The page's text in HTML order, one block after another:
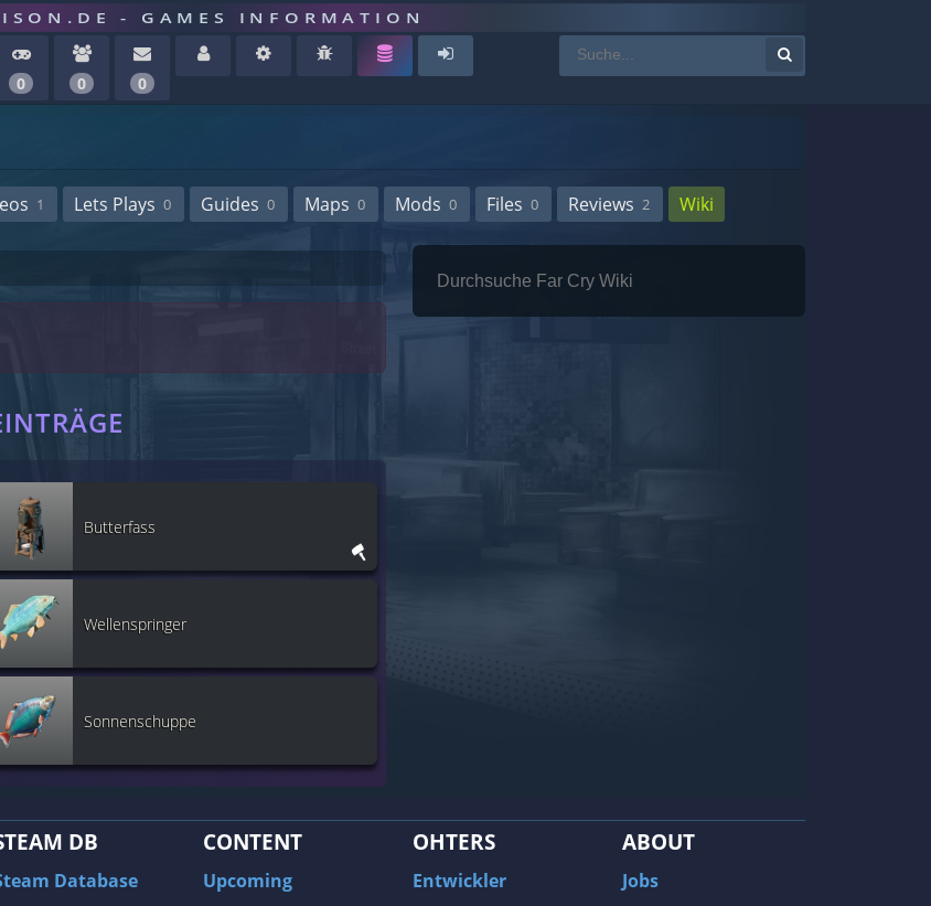
- GAMES INFORMATION
0 0 0
1 Lets Plays 0 Guides 0 Maps 0 Mods 0 Files 0 Reviews 2 Wiki
Butterfass
Wellenspringer
Sonnenschuppe
DB
Database
CONTENT
Upcoming
OHTERS
Entwickler
ABOUT
Jobs